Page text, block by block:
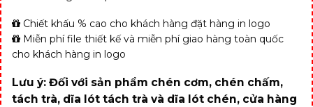
Chiết khấu % cao cho khách hàng đặt hàng in logo
Miễn phí file thiết kế và miễn phí giao hàng toàn quốc
cho khách hàng in logo
Lưu ý: Đối với sản phẩm chén cơm, chén chấm,
tách trà, dĩa lót tách trà và dĩa lót chén, cửa hàng